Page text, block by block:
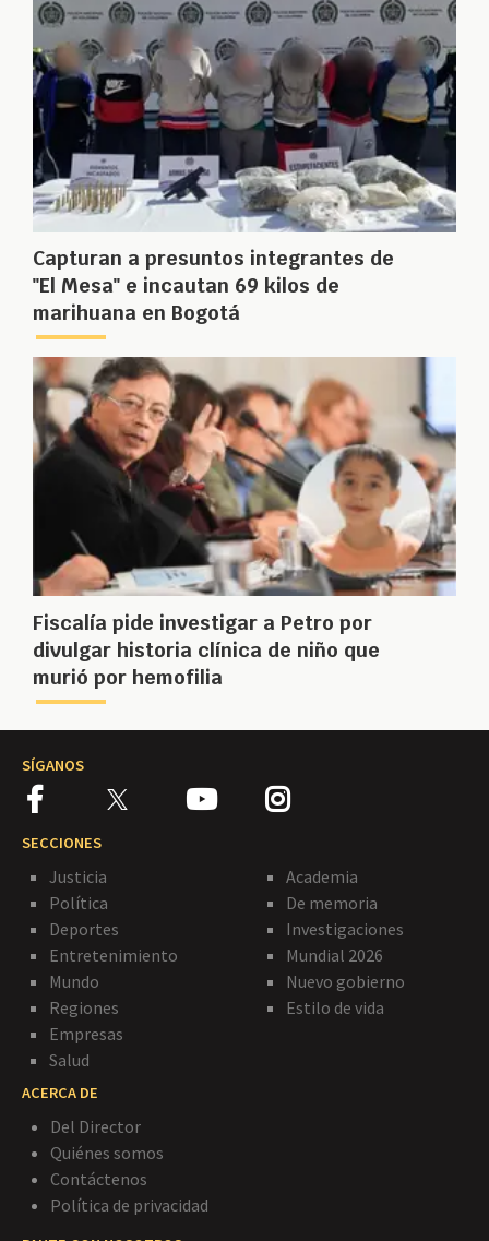
Capturan a presuntos integrantes de
"El Mesa" e incautan 69 kilos de
marihuana en Bogotá
Fiscalía pide investigar a Petro por
divulgar historia clínica de niño que
murió por hemofilia
SÍGANOS
SECCIONES
Justicia
Política
Deportes
Entretenimiento
Mundo
Regiones
Empresas
Salud
Academia
De memoria
Investigaciones
Mundial 2026
Nuevo gobierno
Estilo de vida
ACERCA DE
Del Director
Quiénes somos
Contáctenos
Política de privacidad